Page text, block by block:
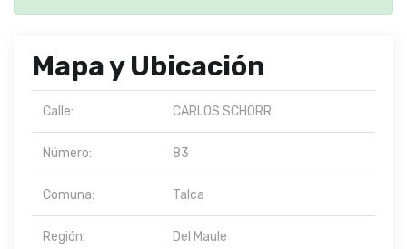
Mapa y Ubicación
Calle: CARLOS SCHORR
Número: 83
Comuna: Talca
Región: Del Maule